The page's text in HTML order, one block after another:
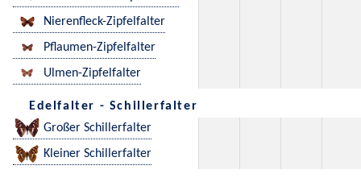
Nierenfleck-Zipfelfalter
Pflaumen-Zipfelfalter
Ulmen-Zipfelfalter
Edelfalter - Schillerfalter
Großer Schillerfalter
Kleiner Schillerfalter